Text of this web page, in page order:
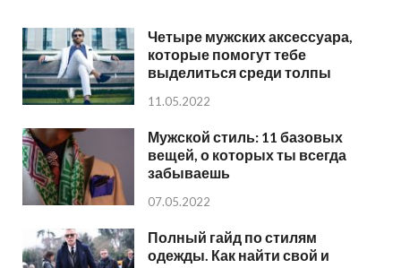
Четыре мужских аксессуара,
которые помогут тебе
выделиться среди толпы
11.05.2022
Мужской стиль: 11 базовых
вещей, о которых ты всегда
забываешь
07.05.2022
Полный гайд по стилям
одежды. Как найти свой и